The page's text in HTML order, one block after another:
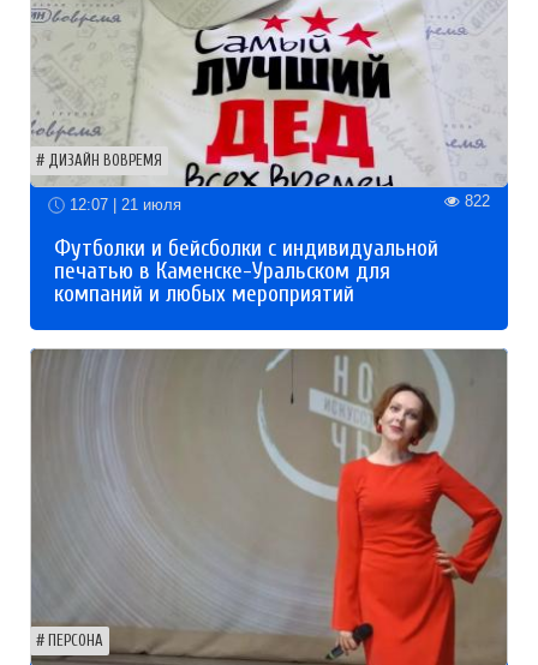
ДИЗАЙН ВОВРЕМЯ
12:07 | 21 июля 822
Футболки и бейсболки с индивидуальной
печатью в Каменске-Уральском для
компаний и любых мероприятий
ПЕРСОНА